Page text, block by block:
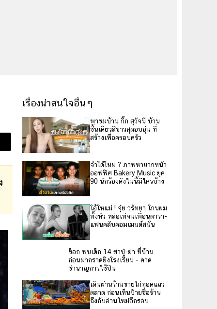
เรื่องน่าสนใจอื่นๆ
พาชมบ้าน กิ๊ก สุวัจนี บ้าน
ชั้นเดียวสีขาวสุดอบอุ่น ที่
สร้างเพื่อครอบครัว
จำได้ไหม ? ภาพหายากหน้า
ออฟฟิศ Bakery Music ยุค
90 นักร้องดังในนี้มีใครบ้าง
โอ้โหแม่ ! จุ๋ย วรัทยา โกนผม
ทั้งหัว หล่อเท่จนเพื่อนดารา-
แฟนคลับคอมเมนต์สนั่น
ช็อก พบเด็ก 14 ฆ่าปู่-ย่า ที่บ้าน
ก่อนมากราดยิงโรงเรียน - คาด
ชำนาญการใช้ปืน
เดินผ่านร้านขายไก่ทอดแถว
ตลาด ก่อนเห็นป้ายชื่อร้าน
ถึงกับอ่านใหม่อีกรอบ